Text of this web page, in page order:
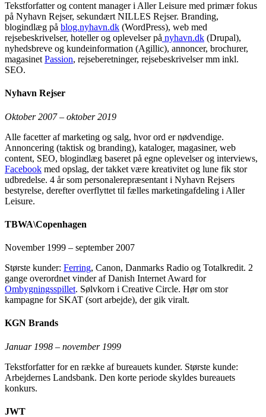
Tekstforfatter og content manager i Aller Leisure med primær fokus
på Nyhavn Rejser, sekundært NILLES Rejser. Branding,
blogindlæg på blog.nyhavn.dk (WordPress), web med
rejsebeskrivelser, hoteller og oplevelser på nyhavn.dk (Drupal),
nyhedsbreve og kundeinformation (Agillic), annoncer, brochurer,
magasinet Passion, rejseberetninger, rejsebeskrivelser mm inkl.
SEO.
Nyhavn Rejser
Oktober 2007 – oktober 2019
Alle facetter af marketing og salg, hvor ord er nødvendige.
Annoncering (taktisk og branding), kataloger, magasiner, web
content, SEO, blogindlæg baseret på egne oplevelser og interviews,
Facebook med opslag, der takket være kreativitet og lune fik stor
udbredelse. 4 år som personalerepræsentant i Nyhavn Rejsers
bestyrelse, derefter overflyttet til fælles marketingafdeling i Aller
Leisure.
TBWA\Copenhagen
November 1999 – september 2007
Største kunder: Ferring, Canon, Danmarks Radio og Totalkredit. 2
gange overordnet vinder af Danish Internet Award for
Ombygningsspillet. Sølvkorn i Creative Circle. Hør om stor
kampagne for SKAT (sort arbejde), der gik viralt.
KGN Brands
Januar 1998 – november 1999
Tekstforfatter for en række af bureauets kunder. Største kunde:
Arbejdernes Landsbank. Den korte periode skyldes bureauets
konkurs.
JWT